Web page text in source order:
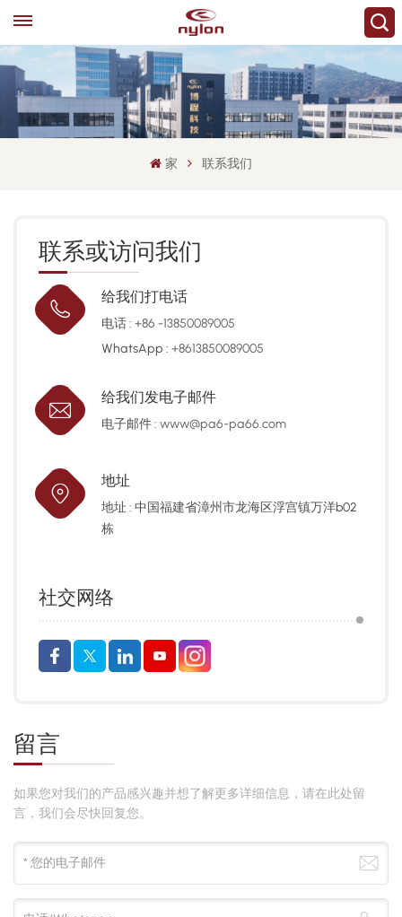
家 联系我们
联系或访问我们
给我们打电话
电话 :+86 -13850089005
WhatsApp :+8613850089005
给我们发电子邮件
电子邮件 :www@pa6-pa66.com
地址
地址 : 中国福建省漳州市龙海区浮宫镇万洋b02
栋
社交网络
留言
如果您对我们的产品感兴趣并想了解更多详细信息，请在此处留
言，我们会尽快回复您。